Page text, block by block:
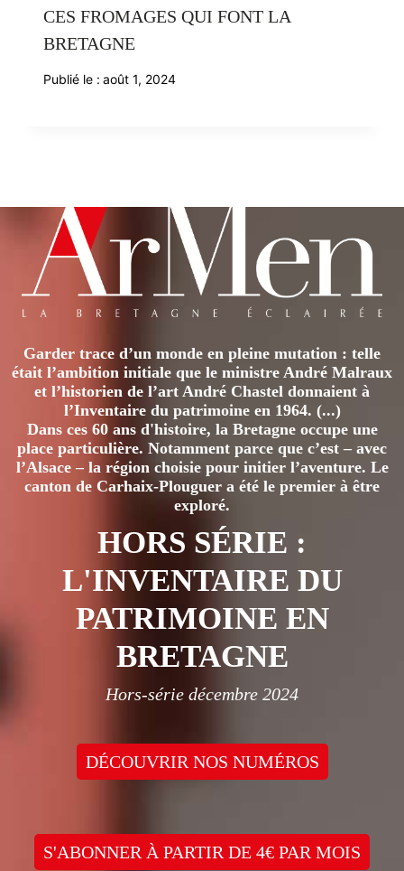
CES FROMAGES QUI FONT LA
BRETAGNE
Publié le : août 1, 2024
Garder trace d’un monde en pleine mutation : telle
était l’ambition initiale que le ministre André Malraux
et l’historien de l’art André Chastel donnaient à
l’Inventaire du patrimoine en 1964. (...)
Dans ces 60 ans d'histoire, la Bretagne occupe une
place particulière. Notamment parce que c’est – avec
l’Alsace – la région choisie pour initier l’aventure. Le
canton de Carhaix-Plouguer a été le premier à être
exploré.
HORS SÉRIE :
L'INVENTAIRE DU
PATRIMOINE EN
BRETAGNE
Hors-série décembre 2024
DÉCOUVRIR NOS NUMÉROS
S'ABONNER À PARTIR DE 4€ PAR MOIS